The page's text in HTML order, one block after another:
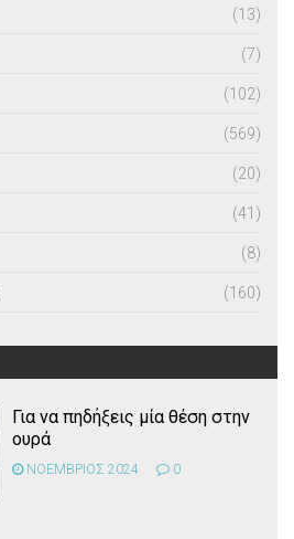
(13)
(7)
(102)
(569)
(20)
(41)
(8)
(160)
Για να πηδήξεις μία θέση στην
ουρά
ΝΟΕΜΒΡΙΟΣ 2024 0